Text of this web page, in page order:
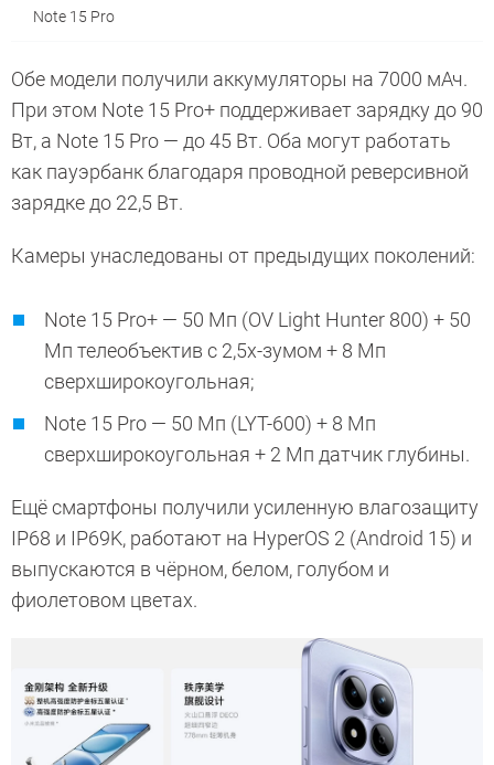
Note 15 Pro
Обе модели получили аккумуляторы на 7000 мАч.
При этом Note 15 Pro+ поддерживает зарядку до 90
Вт, а Note 15 Pro — до 45 Вт. Оба могут работать
как пауэрбанк благодаря проводной реверсивной
зарядке до 22,5 Вт.
Камеры унаследованы от предыдущих поколений:
Note 15 Pro+ — 50 Мп (OV Light Hunter 800) + 50
Мп телеобъектив с 2,5х-зумом + 8 Мп
сверхширокоугольная;
Note 15 Pro — 50 Мп (LYT-600) + 8 Мп
сверхширокоугольная + 2 Мп датчик глубины.
Ещё смартфоны получили усиленную влагозащиту
IP68 и IP69K, работают на HyperOS 2 (Android 15) и
выпускаются в чёрном, белом, голубом и
фиолетовом цветах.